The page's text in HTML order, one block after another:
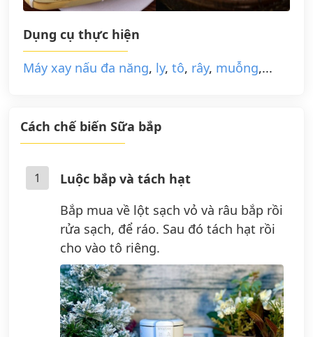
Dụng cụ thực hiện
Máy xay nấu đa năng, ly, tô, rây, muỗng,...
Cách chế biến Sữa bắp
1
Luộc bắp và tách hạt
Bắp mua về lột sạch vỏ và râu bắp rồi
rửa sạch, để ráo. Sau đó tách hạt rồi
cho vào tô riêng.